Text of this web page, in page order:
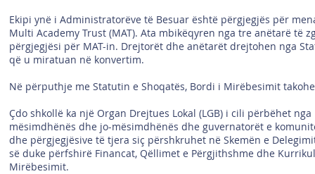
Ekipi ynë i Administratorëve të Besuar është përgjegjës për
Multi Academy Trust (MAT). Ata mbikëqyren nga tre anëtarë të
përgjegjësi për MAT-in. Drejtorët dhe anëtarët drejtohen nga
që u miratuan në konvertim.
Në përputhje me Statutin e Shoqatës, Bordi i Mirëbesimit
Çdo shkollë ka një Organ Drejtues Lokal (LGB) i cili përbëhet
mësimdhënës dhe jo-mësimdhënës dhe guvernatorët e
dhe përgjegjësive të tjera siç përshkruhet në Skemën e
së duke përfshirë Financat, Qëllimet e Përgjithshme dhe
Mirëbesimit.